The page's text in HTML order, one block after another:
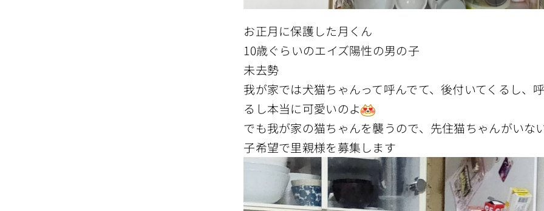
お正月に保護した月くん
10歳ぐらいのエイズ陽性の男の子
未去勢
我が家では犬猫ちゃんって呼んでて、後付いてくるし、
るし本当に可愛いのよ
でも我が家の猫ちゃんを襲うので、先住猫ちゃんがいな
子希望で里親様を募集します